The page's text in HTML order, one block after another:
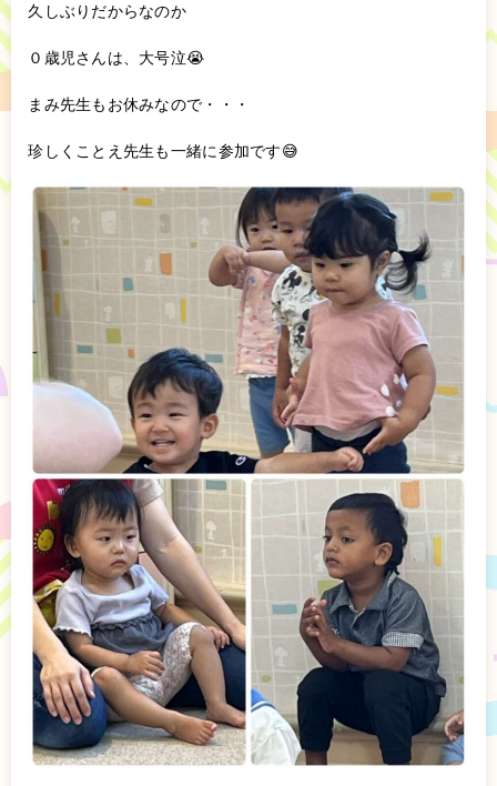
久しぶりだからなのか
０歳児さんは、大号泣😭
まみ先生もお休みなので・・・
珍しくことえ先生も一緒に参加です😅